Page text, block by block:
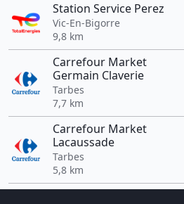
Station Service Perez
Vic-En-Bigorre
9,8 km
Carrefour Market
Germain Claverie
Tarbes
7,7 km
Carrefour Market
Lacaussade
Tarbes
5,8 km